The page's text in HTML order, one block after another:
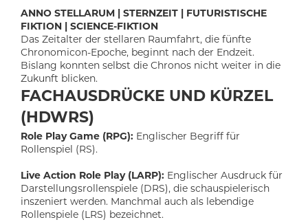
ANNO STELLARUM | STERNZEIT | FUTURISTISCHE
FIKTION | SCIENCE-FIKTION
Das Zeitalter der stellaren Raumfahrt, die fünfte
Chronomicon-Epoche, beginnt nach der Endzeit.
Bislang konnten selbst die Chronos nicht weiter in die
Zukunft blicken.
FACHAUSDRÜCKE UND KÜRZEL
(HDWRS)
Role Play Game (RPG): Englischer Begriff für
Rollenspiel (RS).
Live Action Role Play (LARP): Englischer Ausdruck für
Darstellungsrollenspiele (DRS), die schauspielerisch
inszeniert werden. Manchmal auch als lebendige
Rollenspiele (LRS) bezeichnet.